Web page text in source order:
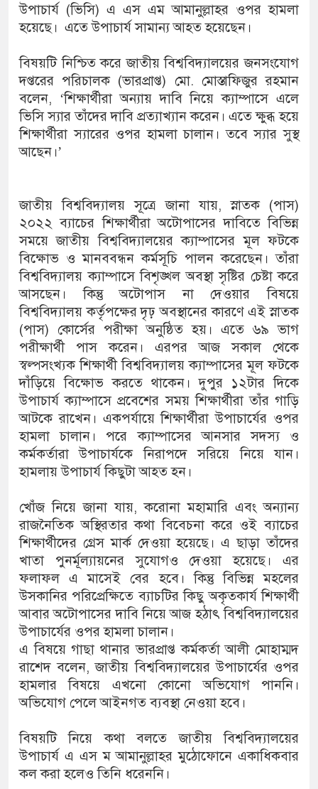
উপাচার্য (ভিসি) এ এস এম আমানুল্লাহর ওপর হামলা
হয়েছে। এতে উপাচার্য সামান্য আহত হয়েছেন।
বিষয়টি নিশ্চিত করে জাতীয় বিশ্ববিদ্যালয়ের জনসংযোগ
দপ্তরের পরিচালক (ভারপ্রাপ্ত) মো. মোস্তাফিজুর রহমান
বলেন, ‘শিক্ষার্থীরা অন্যায় দাবি নিয়ে ক্যাম্পাসে এলে
ভিসি স্যার তাঁদের দাবি প্রত্যাখ্যান করেন। এতে ক্ষুব্ধ হয়ে
শিক্ষার্থীরা স্যারের ওপর হামলা চালান। তবে স্যার সুস্থ
আছেন।’
জাতীয় বিশ্ববিদ্যালয় সূত্রে জানা যায়, স্নাতক (পাস)
২০২২ ব্যাচের শিক্ষার্থীরা অটোপাসের দাবিতে বিভিন্ন
সময়ে জাতীয় বিশ্ববিদ্যালয়ের ক্যাম্পাসের মূল ফটকে
বিক্ষোভ ও মানববন্ধন কর্মসূচি পালন করেছেন। তাঁরা
বিশ্ববিদ্যালয় ক্যাম্পাসে বিশৃঙ্খল অবস্থা সৃষ্টির চেষ্টা করে
আসছেন। কিন্তু অটোপাস না দেওয়ার বিষয়ে
বিশ্ববিদ্যালয় কর্তৃপক্ষের দৃঢ় অবস্থানের কারণে এই স্নাতক
(পাস) কোর্সের পরীক্ষা অনুষ্ঠিত হয়। এতে ৬৯ ভাগ
পরীক্ষার্থী পাস করেন। এরপর আজ সকাল থেকে
স্বল্পসংখ্যক শিক্ষার্থী বিশ্ববিদ্যালয় ক্যাম্পাসের মূল ফটকে
দাঁড়িয়ে বিক্ষোভ করতে থাকেন। দুপুর ১২টার দিকে
উপাচার্য ক্যাম্পাসে প্রবেশের সময় শিক্ষার্থীরা তাঁর গাড়ি
আটকে রাখেন। একপর্যায়ে শিক্ষার্থীরা উপাচার্যের ওপর
হামলা চালান। পরে ক্যাম্পাসের আনসার সদস্য ও
কর্মকর্তারা উপাচার্যকে নিরাপদে সরিয়ে নিয়ে যান।
হামলায় উপাচার্য কিছুটা আহত হন।
খোঁজ নিয়ে জানা যায়, করোনা মহামারি এবং অন্যান্য
রাজনৈতিক অস্থিরতার কথা বিবেচনা করে ওই ব্যাচের
শিক্ষার্থীদের গ্রেস মার্ক দেওয়া হয়েছে। এ ছাড়া তাঁদের
খাতা পুনর্মূল্যায়নের সুযোগও দেওয়া হয়েছে। এর
ফলাফল এ মাসেই বের হবে। কিন্তু বিভিন্ন মহলের
উসকানির পরিপ্রেক্ষিতে ব্যাচটির কিছু অকৃতকার্য শিক্ষার্থী
আবার অটোপাসের দাবি নিয়ে আজ হঠাৎ বিশ্ববিদ্যালয়ের
উপাচার্যের ওপর হামলা চালান।
এ বিষয়ে গাছা থানার ভারপ্রাপ্ত কর্মকর্তা আলী মোহাম্মদ
রাশেদ বলেন, জাতীয় বিশ্ববিদ্যালয়ের উপাচার্যের ওপর
হামলার বিষয়ে এখনো কোনো অভিযোগ পাননি।
অভিযোগ পেলে আইনগত ব্যবস্থা নেওয়া হবে।
বিষয়টি নিয়ে কথা বলতে জাতীয় বিশ্ববিদ্যালয়ের
উপাচার্য এ এস ম আমানুল্লাহর মুঠোফোনে একাধিকবার
কল করা হলেও তিনি ধরেননি।